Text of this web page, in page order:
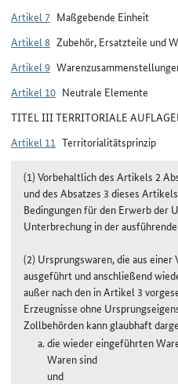
Artikel 7 Maßgebende Einheit
Artikel 8 Zubehör, Ersatzteile und
Artikel 9
Artikel 10 Neutrale Elemente
TITEL III TERRITORIALE
Artikel 11 Territorialitätsprinzip
(1) Vorbehaltlich des Artikels 2
und des Absatzes 3 dieses
Bedingungen für den Erwerb der
Unterbrechung in der
(2) Ursprungswaren, die aus
ausgeführt und anschließend
außer nach den in Artikel 3
Erzeugnisse ohne
Zollbehörden kann glaubhaft
die wieder eingeführten
Waren sind
und